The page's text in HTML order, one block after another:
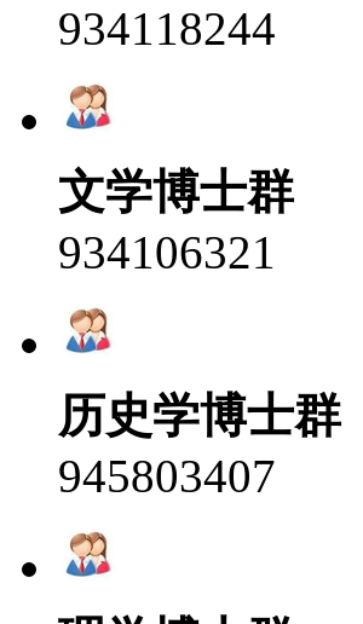
934118244
文学博士群
934106321
历史学博士群
945803407